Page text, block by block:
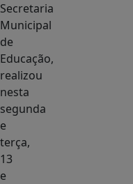
Secretaria
Municipal
de
Educação,
realizou
nesta
segunda
e
terça,
13
e